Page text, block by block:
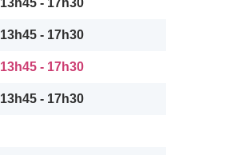
13h45 - 17h30
13h45 - 17h30
13h45 - 17h30
13h45 - 17h30